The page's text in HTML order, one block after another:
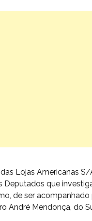
Lojas Americanas
Deputados que
de ser
André Mendonça, do